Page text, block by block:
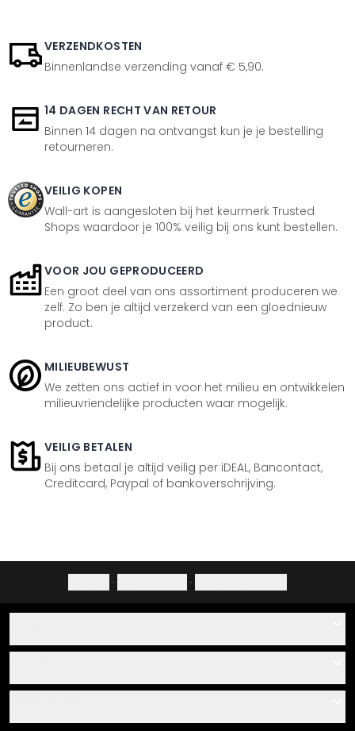
VERZENDKOSTEN
Binnenlandse verzending vanaf € 5,90.
14 DAGEN RECHT VAN RETOUR
Binnen 14 dagen na ontvangst kun je je bestelling
retourneren.
VEILIG KOPEN
Wall-art is aangesloten bij het keurmerk Trusted
Shops waardoor je 100% veilig bij ons kunt bestellen.
VOOR JOU GEPRODUCEERD
Een groot deel van ons assortiment produceren we
zelf. Zo ben je altijd verzekerd van een gloednieuw
product.
MILIEUBEWUST
We zetten ons actief in voor het milieu en ontwikkelen
milieuvriendelijke producten waar mogelijk.
VEILIG BETALEN
Bij ons betaal je altijd veilig per iDEAL, Bancontact,
Creditcard, Paypal of bankoverschrijving.
· ·
Over ons
Plak- en montagehandleidingen